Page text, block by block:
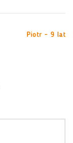
Piotr - 9 lat